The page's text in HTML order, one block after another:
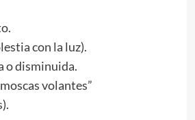
con la luz).
o disminuida.
volantes”